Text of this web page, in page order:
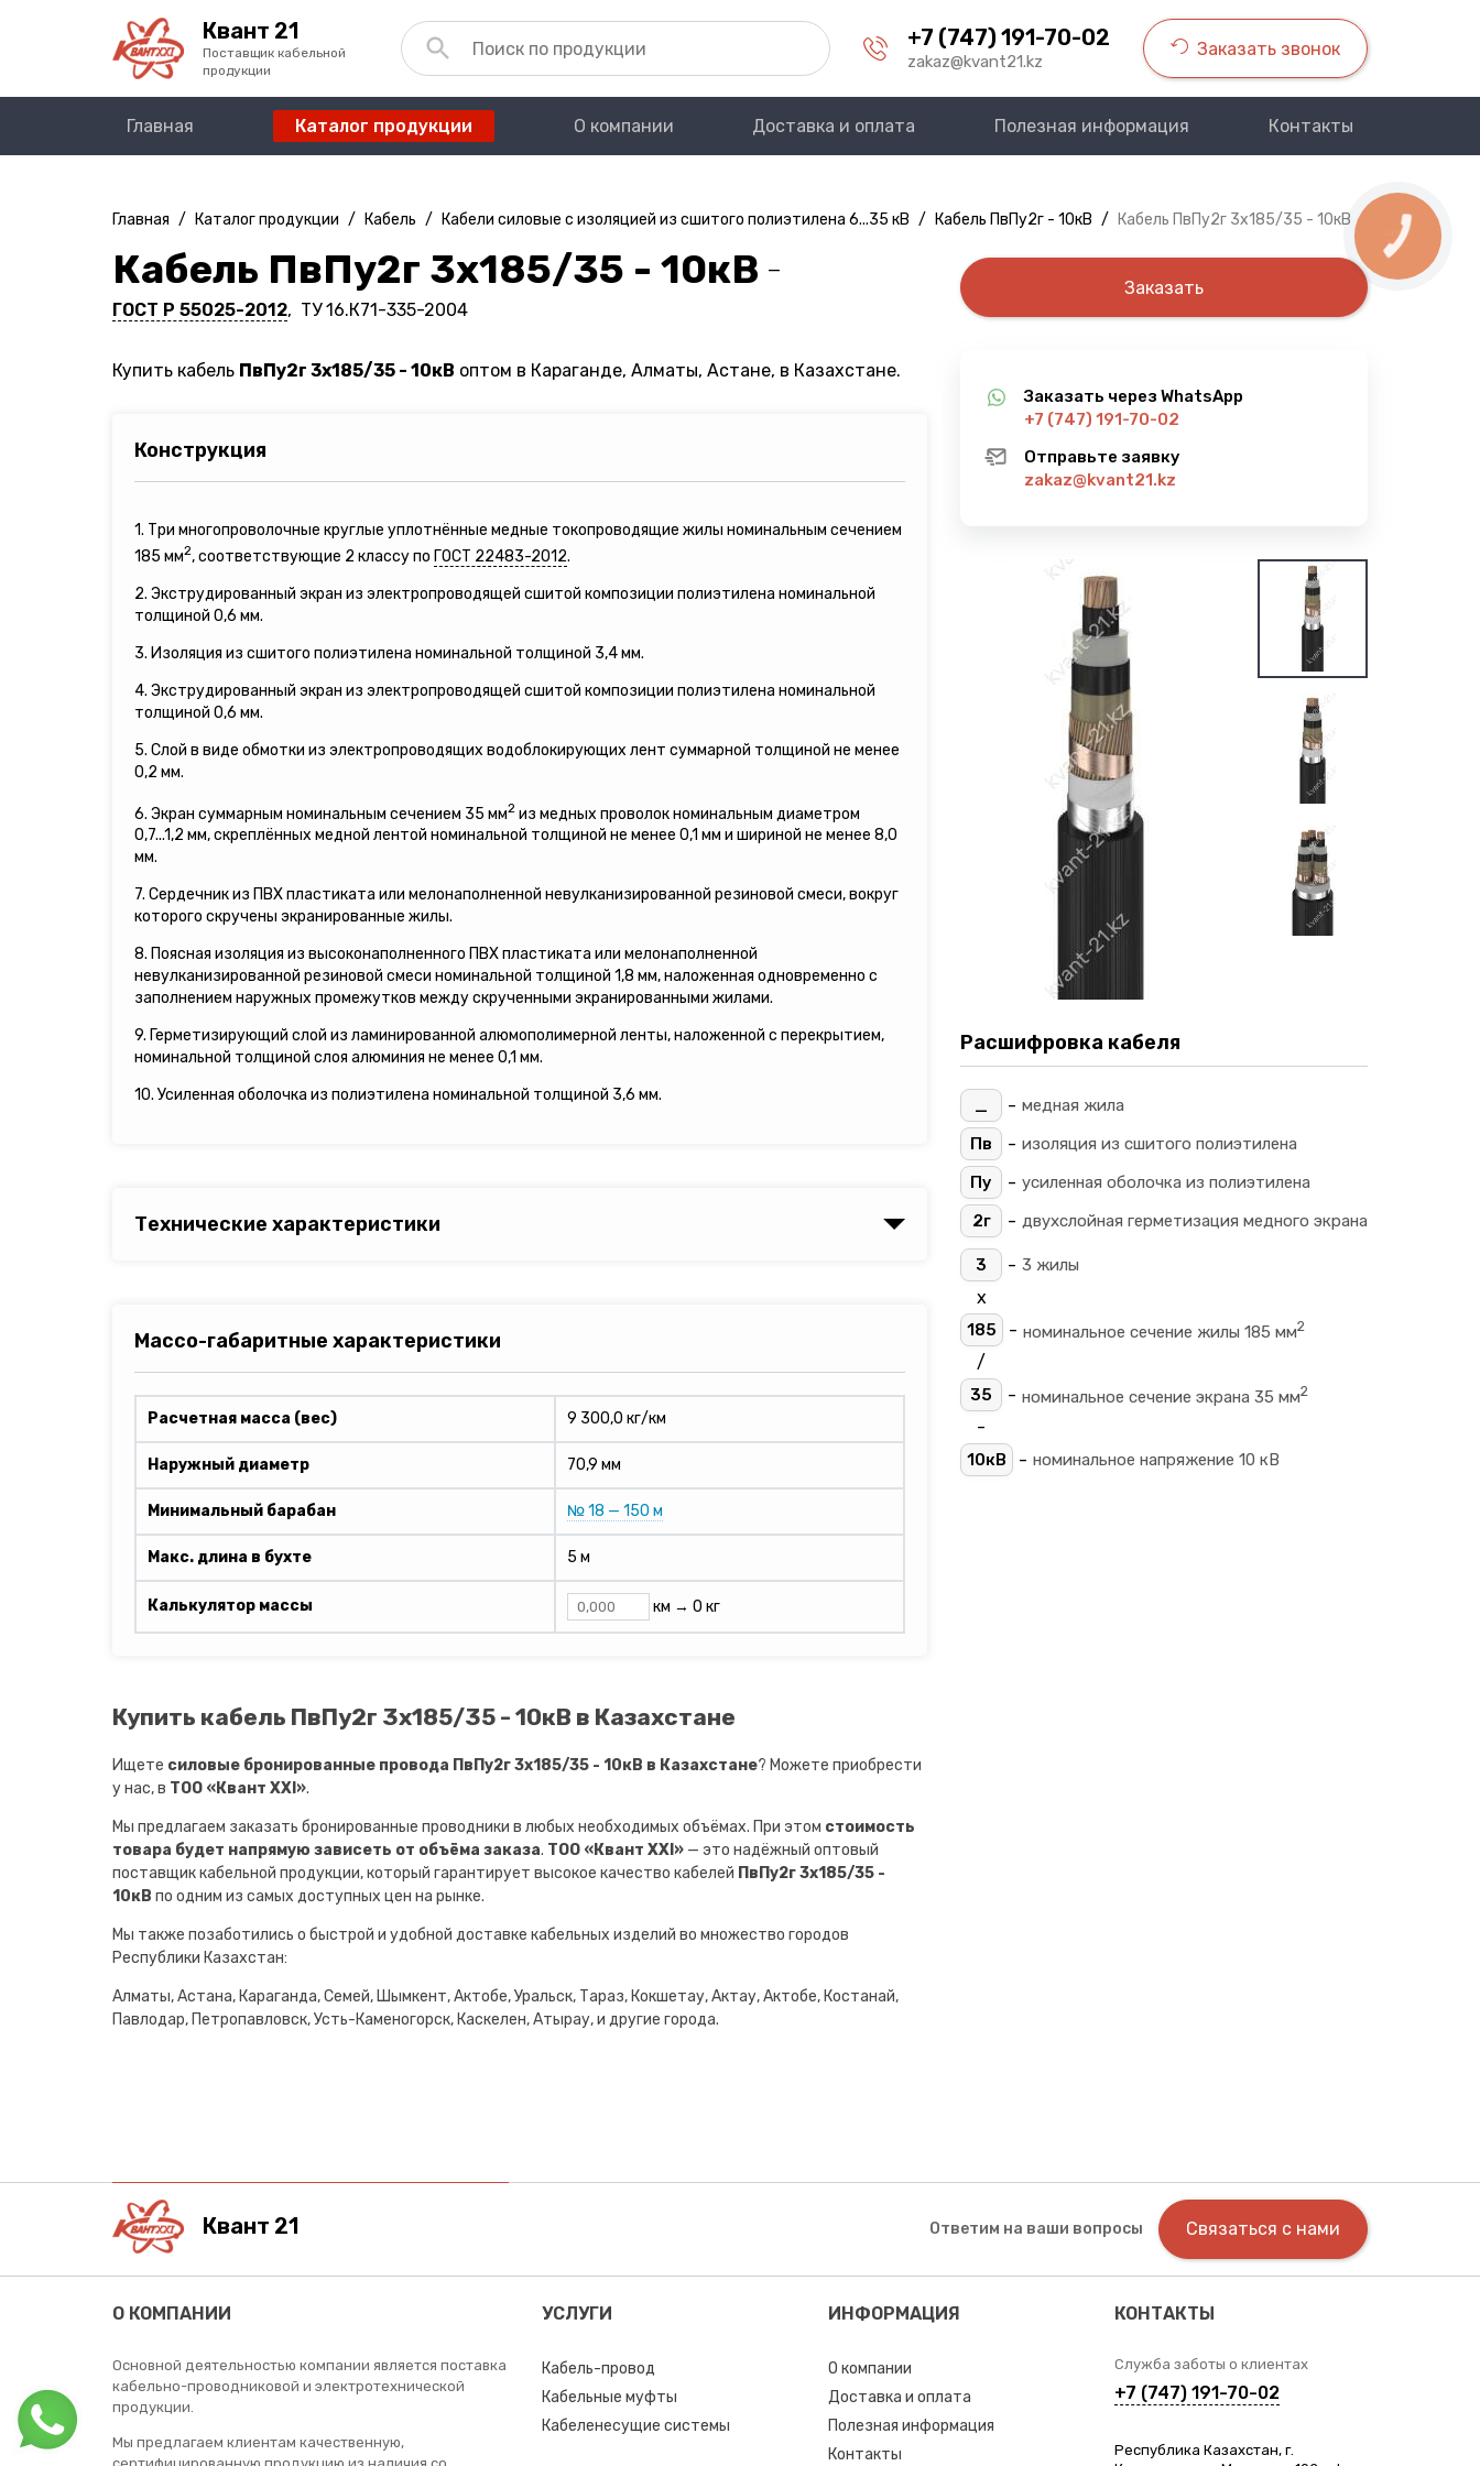
Квант 21
Поставщик кабельной
продукции
+7 (747) 191-70-02
zakaz@kvant21.kz
Заказать звонок
Главная Каталог продукции О компании Доставка и оплата Полезная информация Контакты
Главная / Каталог продукции / Кабель / Кабели силовые с изоляцией из сшитого полиэтилена 6...35 кВ / Кабель ПвПу2г - 10кВ / Кабель ПвПу2г 3х185/35 - 10кВ
Кабель ПвПу2г 3х185/35 - 10кВ —
ГОСТ Р 55025-2012, ТУ 16.К71-335-2004
Купить кабель ПвПу2г 3х185/35 - 10кВ оптом в Караганде, Алматы, Астане, в Казахстане.
Конструкция
1. Три многопроволочные круглые уплотнённые медные токопроводящие жилы номинальным сечением
185 мм2, соответствующие 2 классу по ГОСТ 22483-2012.
2. Экструдированный экран из электропроводящей сшитой композиции полиэтилена номинальной
толщиной 0,6 мм.
3. Изоляция из сшитого полиэтилена номинальной толщиной 3,4 мм.
4. Экструдированный экран из электропроводящей сшитой композиции полиэтилена номинальной
толщиной 0,6 мм.
5. Слой в виде обмотки из электропроводящих водоблокирующих лент суммарной толщиной не менее
0,2 мм.
6. Экран суммарным номинальным сечением 35 мм2 из медных проволок номинальным диаметром
0,7...1,2 мм, скреплённых медной лентой номинальной толщиной не менее 0,1 мм и шириной не менее 8,0
мм.
7. Сердечник из ПВХ пластиката или мелонаполненной невулканизированной резиновой смеси, вокруг
которого скручены экранированные жилы.
8. Поясная изоляция из высоконаполненного ПВХ пластиката или мелонаполненной
невулканизированной резиновой смеси номинальной толщиной 1,8 мм, наложенная одновременно с
заполнением наружных промежутков между скрученными экранированными жилами.
9. Герметизирующий слой из ламинированной алюмополимерной ленты, наложенной с перекрытием,
номинальной толщиной слоя алюминия не менее 0,1 мм.
10. Усиленная оболочка из полиэтилена номинальной толщиной 3,6 мм.
Технические характеристики
Массо-габаритные характеристики
Расчетная масса (вес) 9 300,0 кг/км
Наружный диаметр 70,9 мм
Минимальный барабан № 18 — 150 м
Макс. длина в бухте 5 м
Калькулятор массы км → 0 кг
Купить кабель ПвПу2г 3х185/35 - 10кВ в Казахстане
Ищете силовые бронированные провода ПвПу2г 3х185/35 - 10кВ в Казахстане? Можете приобрести
у нас, в ТОО «Квант XXI».
Мы предлагаем заказать бронированные проводники в любых необходимых объёмах. При этом стоимость
товара будет напрямую зависеть от объёма заказа. ТОО «Квант XXI» — это надёжный оптовый
поставщик кабельной продукции, который гарантирует высокое качество кабелей ПвПу2г 3х185/35 -
10кВ по одним из самых доступных цен на рынке.
Мы также позаботились о быстрой и удобной доставке кабельных изделий во множество городов
Республики Казахстан:
Алматы, Астана, Караганда, Семей, Шымкент, Актобе, Уральск, Тараз, Кокшетау, Актау, Актобе, Костанай,
Павлодар, Петропавловск, Усть-Каменогорск, Каскелен, Атырау, и другие города.
Заказать
Заказать через WhatsApp
+7 (747) 191-70-02
Отправьте заявку
zakaz@kvant21.kz
Расшифровка кабеля
_ - медная жила
Пв
- изоляция из сшитого полиэтилена
Пу
- усиленная оболочка из полиэтилена
2г
- двухслойная герметизация медного экрана
3 - 3 жилы
х
185 - номинальное сечение жилы 185 мм2
/
35 - номинальное сечение экрана 35 мм2
-
10кВ - номинальное напряжение 10 кВ
Квант 21 Ответим на ваши вопросы Связаться с нами
О КОМПАНИИ
Основной деятельностью компании является поставка
кабельно-проводниковой и электротехнической
продукции.
Мы предлагаем клиентам качественную,
УСЛУГИ
Кабель-провод
Кабельные муфты
Кабеленесущие системы
ИНФОРМАЦИЯ
О компании
Доставка и оплата
Полезная информация
Контакты
КОНТАКТЫ
Служба заботы о клиентах
+7 (747) 191-70-02
Республика Казахстан, г.
КНОПКА
СВЯЗИ